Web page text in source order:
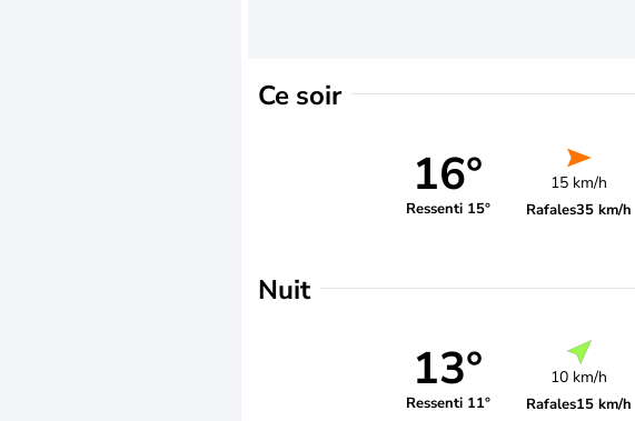
Ce soir
16°
Ressenti 15°
15 km/h
Rafales35 km/h
Nuit
13°
Ressenti 11°
10 km/h
Rafales15 km/h